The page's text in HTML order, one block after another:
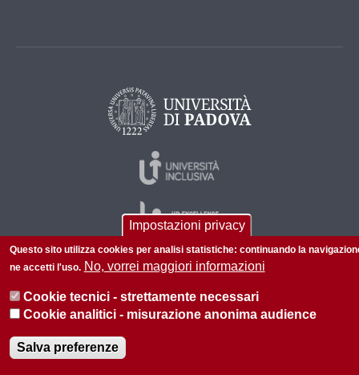
P.I. 00742430283 C.F. 80006480281
Informazioni su questo sito
Impostazioni privacy
Questo sito utilizza cookies per analisi statistiche: continuando la
ne accetti l'uso. No, vorrei maggiori informazioni
Cookie tecnici - strettamente necessari
Cookie analitici - misurazione anonima audience
Salva preferenze